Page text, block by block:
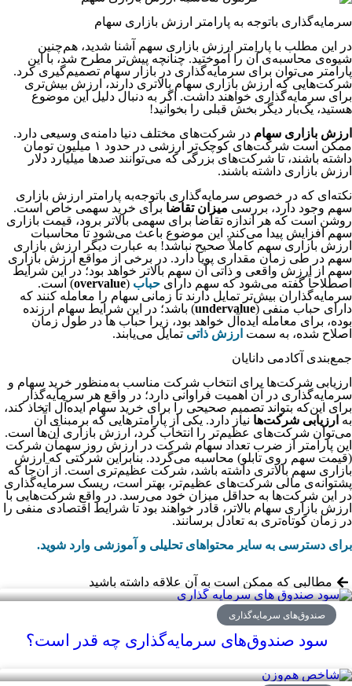
سرمایه‌گذاری باتوجه‌ به پارامتر ارزش بازاری سهام
در این مطلب با پارامتر ارزش بازاری سهم آشنا شدید، هم‌چنین
شیوه‌ی محاسبه‌ی آن را آموختید. چنانچه پیش‌تر مطرح شد، با این
پارامتر می‌توان برای سرمایه‌گذاری در بازار سهام تصمیم‌گیری کرد.
شرکت‌هایی که ارزش بازاری سهام بالاتری دارند، ارزش بیش‌تری
برای سرمایه‌گذاری خواهند داشت. اگر به دنبال دلیل این موضوع
هستید، یک‌بار دیگر بخش قبلی را بخوانید!
ارزش بازاری سهام در شرکت‌های مختلف دنیا دامنه‌ی وسیعی دارد.
ممکن است شرکت‌های کوچک‌تر ارزشی در حدود ۱ میلیون تومان
داشته باشند، تا شرکت‌های بزرگی که می‌توانند صدها میلیارد دلار
ارزش بازاری داشته باشند.
نکته‌ای که در خصوص سرمایه‌گذاری باتوجه‌به پارامتر ارزش بازاری
سهم وجود دارد، بررسی میزان تقاضا برای خرید سهمی خاص است.
روشن است که هر اندازه تقاضا برای سهمی بالاتر برود، قیمت بازاری
سهم افزایش پیدا می‌کند. این موضوع باعث می‌شود تا محاسبات
ارزش بازاری سهم کاملاً صحیح نباشد! به عبارت دیگر ارزش بازاری
سهم در طی زمان مقداری پویا دارد. در برخی از مواقع ارزش بازاری
سهم از ارزش واقعی و ذاتی آن سهم بالاتر خواهد بود؛ در این شرایط
اصطلاحاً گفته می‌شود که سهم دارای حباب (
overvalue) است.
سرمایه‌گذاران بیش‌تر تمایل دارند تا زمانی سهام را معامله کنند که
دارای حباب منفی (undervalue) باشد؛ در این شرایط سهام ارزنده
بوده، برای معامله ایده‌آل خواهد بود، زیرا حباب ها در طول زمان
اصلاح شده، به سمت ارزش ذاتی تمایل می‌یابند.
جمع‌بندی آکادمی دانایان
ارزیابی شرکت‌ها برای انتخاب شرکت مناسب به‌منظور خرید سهام و
سرمایه‌گذاری در آن اهمیت فراوانی دارد؛ در واقع هر سرمایه‌گذار
برای این‌که بتواند تصمیم صحیحی را برای خرید سهام ایده‌آل اتخاذ کند،
به ارزیابی شرکت‌ها نیاز دارد. یکی از پارامترهایی که برمبنای آن
می‌توان شرکت‌های عظیم‌تر را انتخاب کرد، ارزش بازاری آن‌ها است.
این پارامتر از ضرب تعداد سهام شرکت در ارزش روز سهمآن شرکت
(قیمت سهم روی تابلو) محاسبه می‌گردد. بنابراین شرکتی که ارزش
بازاری سهم بالاتری داشته باشد، شرکت عظیم‌تری است. از آن‌جا که
پشتوانه‌ی مالی شرکت‌های عظیم‌تر، بهتر است، ریسک سرمایه‌گذاری
در این شرکت‌ها به حداقل میزان خود می‌رسد. در واقع شرکت‌هایی با
ارزش بازاری سهام بالاتر، قادر خواهند بود تا شرایط اقتصادی منفی را
در زمان کوتاه‌تری به تعادل برسانند.
برای دسترسی به سایر محتواهای تحلیلی و آموزشی وارد شوید.
مطالبی که ممکن است به آن علاقه داشته باشید
صندوق‌های سرمایه‌گذاری
سود صندوق‌های سرمایه‌گذاری چه قدر است؟